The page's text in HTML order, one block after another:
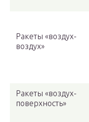
Ракеты «воздух-
воздух»
Ракеты «воздух-
поверхность»